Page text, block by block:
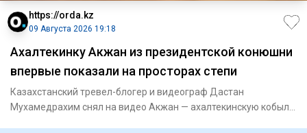
https://orda.kz
09 Августа 2026 19:18
Ахалтекинку Акжан из президентской конюшни
впервые показали на просторах степи
Казахстанский тревел-блогер и видеограф Дастан
Мухамедрахим снял на видео Акжан — ахалтекинскую кобылу